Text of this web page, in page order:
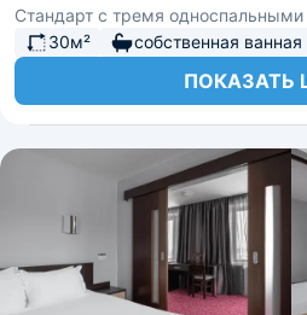
Стандарт с тремя
30м²
собственная
ПОКАЗАТЬ